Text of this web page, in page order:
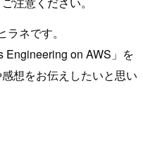
ネです。
Engineering on AWS」を
想をお伝えしたいと思い